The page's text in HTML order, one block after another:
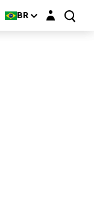
BR Login layer